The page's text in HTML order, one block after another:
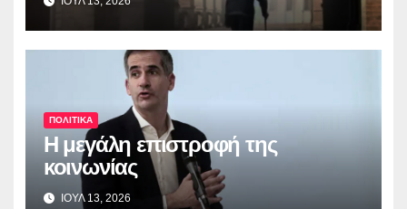
ΠΟΛΙΤΙΚΑ
Η μεγάλη επιστροφή της
κοινωνίας
ΙΟΥΛ 13, 2026